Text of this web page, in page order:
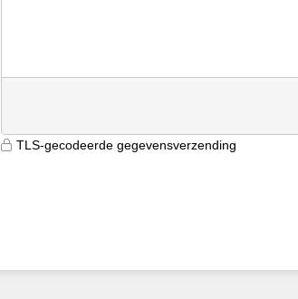
TLS-gecodeerde gegevensverzending